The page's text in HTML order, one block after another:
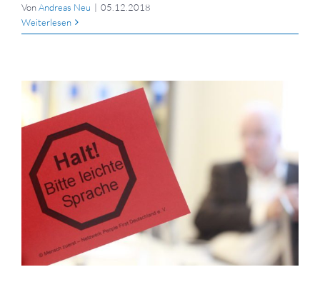
VonAndreas Neu | 05.12.2018
Weiterlesen